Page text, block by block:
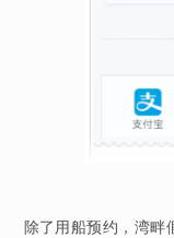
除了用船预约，湾畔